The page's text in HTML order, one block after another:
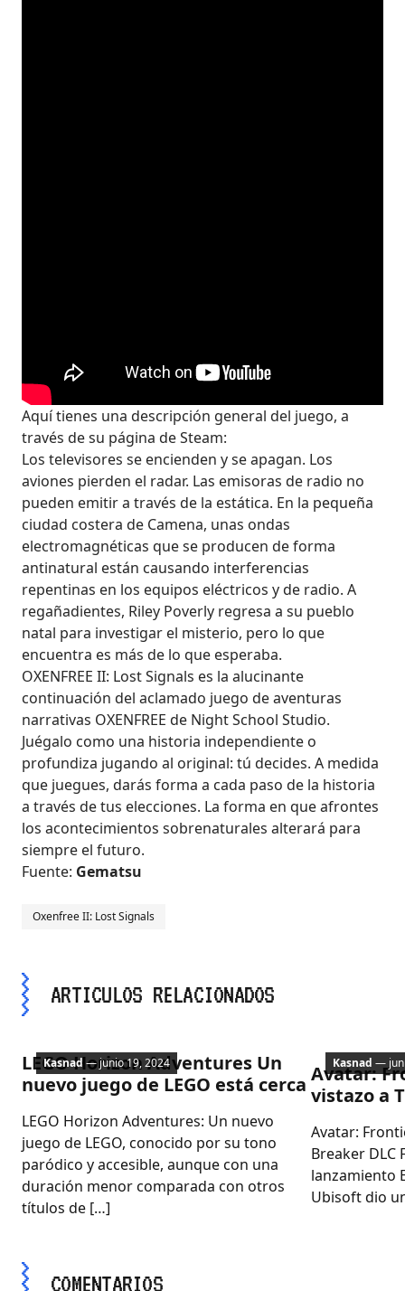
Aquí tienes una descripción general del juego, a
través de su página de Steam:
Los televisores se encienden y se apagan. Los
aviones pierden el radar. Las emisoras de radio no
pueden emitir a través de la estática. En la pequeña
ciudad costera de Camena, unas ondas
electromagnéticas que se producen de forma
antinatural están causando interferencias
repentinas en los equipos eléctricos y de radio. A
regañadientes, Riley Poverly regresa a su pueblo
natal para investigar el misterio, pero lo que
encuentra es más de lo que esperaba.
OXENFREE II: Lost Signals es la alucinante
continuación del aclamado juego de aventuras
narrativas OXENFREE de Night School Studio.
Juégalo como una historia independiente o
profundiza jugando al original: tú decides. A medida
que juegues, darás forma a cada paso de la historia
a través de tus elecciones. La forma en que afrontes
los acontecimientos sobrenaturales alterará para
siempre el futuro.
Fuente: Gematsu
Oxenfree II: Lost Signals
ARTICULOS RELACIONADOS
LEGO Horizon Adventures Un
nuevo juego de LEGO está cerca
LEGO Horizon Adventures: Un nuevo
juego de LEGO, conocido por su tono
paródico y accesible, aunque con una
duración menor comparada con otros
títulos de […]
Kasnad — junio 19, 2024
Avatar:
vistazo a
Avatar:
Breaker DLC
lanzamiento
Ubisoft dio
Kasnad —
COMENTARIOS